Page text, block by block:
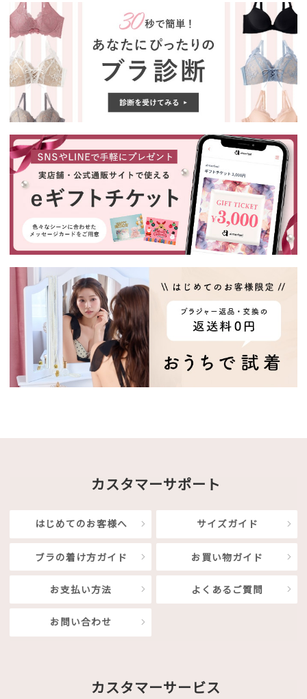
カスタマーサポート
はじめてのお客様へ サイズガイド
ブラの着け方ガイド お買い物ガイド
お支払い方法 よくあるご質問
お問い合わせ
カスタマーサービス